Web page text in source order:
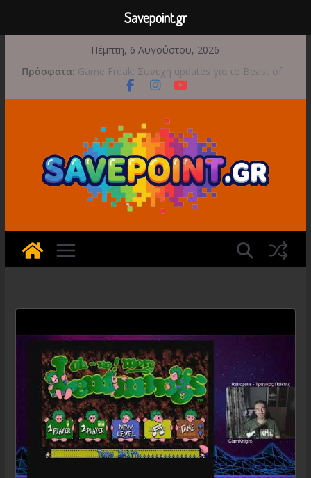
περιεχόμενο
Πέμπτη, 6 Αυγούστου, 2026
Πρόσφατα: Game Freak: Συνεχή updates για το Beast of
Reincarnation μετά την ανάμεικτη υποδοχή
Μια φωτογραφική περιπέτεια συνεχίζεται στο
Διασχίστε τους ουρανούς με το Wild Blue
Skies αυτό το φθινόπωρο
Διακοπές και παιχνίδι για όλη την οικογένεια!
Έρχεται 1η Σεπτεμβρίου το Crimson Moon
Savepoint.gr